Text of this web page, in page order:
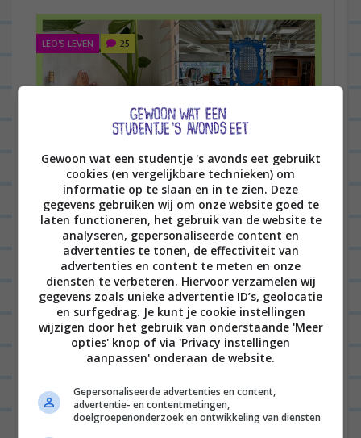
LEO'S LEVEN 25
Hallo fijne mensen en welkom bij het eerste
dagboek sinds mijn zwangerschapsverlof. Ik
ben er weer! Sinds deze week gaat Morris naar
de opvang en dat...Lees verder
VOLGENDE POST
Gewoon wat een studentje 's avonds eet gebruikt
cookies (en vergelijkbare technieken) om
informatie op te slaan en in te zien. Deze
gegevens gebruiken wij om onze website goed te
laten functioneren, het gebruik van de website te
analyseren, gepersonaliseerde content en
advertenties te tonen, de effectiviteit van
advertenties en content te meten en onze
diensten te verbeteren. Hiervoor verzamelen wij
gegevens zoals unieke advertentie ID’s, geolocatie
en surfgedrag. Je kunt je cookie instellingen
wijzigen door het gebruik van onderstaande 'Meer
opties' knop of via 'Privacy instellingen
aanpassen' onderaan de website.
Gepersonaliseerde advertenties en content,
advertentie- en contentmetingen,
doelgroepenonderzoek en ontwikkeling van diensten